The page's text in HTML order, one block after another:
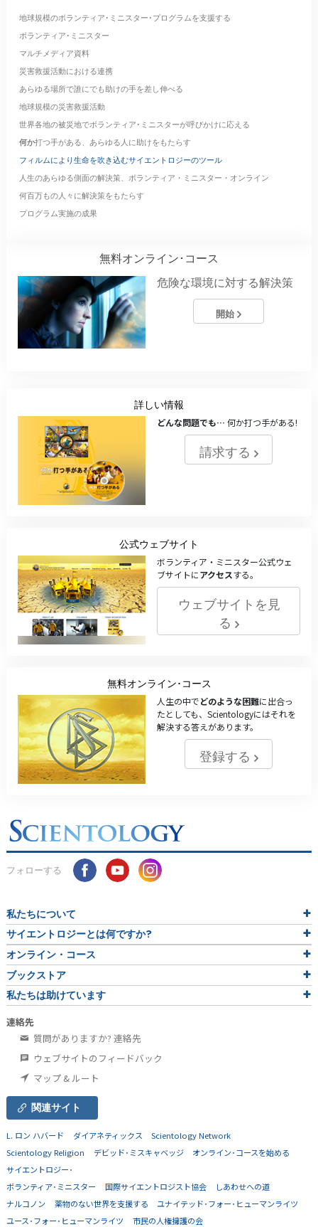
地球規模のボランティア･ミニスター･プログラムを支援する
ボランティア･ミニスター
マルチメディア資料
災害救援活動における連携
あらゆる場所で誰にでも助けの手を差し伸べる
地球規模の災害救援活動
世界各地の被災地でボランティア･ミニスターが呼びかけに応える
何か打つ手がある、あらゆる人に助けをもたらす
フィルムにより生命を吹き込むサイエントロジーのツール
人生のあらゆる側面の解決策、ボランティア・ミニスター・オンライン
何百万もの人々に解決策をもたらす
プログラム実施の成果
無料オンライン･コース
危険な環境に対する解決策
開始
詳しい情報
どんな問題でも… 何か打つ手がある!
請求する
公式ウェブサイト
ボランティア・ミニスター公式ウェ
ブサイトにアクセスする。
ウェブサイトを見
る
無料オンライン･コース
人生の中でどのような困難に出合っ
たとしても、Scientologyにはそれを
解決する答えがあります。
登録する
フォローする
私たちについて
サイエントロジーとは何ですか?
オンライン・コース
ブックストア
私たちは助けています
連絡先
質問がありますか? 連絡先
ウェブサイトのフィードバック
マップ & ルート
関連サイト
L. ロン ハバード ダイアネティックス
Scientology Network
Scientology Religion
デビッド･ミスキャベッジ
オンライン･コースを始める
サイエントロジー･
ボランティア･ミニスター
国際サイエントロジスト協会
しあわせへの道
ナルコノン
薬物のない世界を支援する
ユナイテッド･フォー･ヒューマンライツ
ユース･フォー･ヒューマンライツ
市民の人権擁護の会